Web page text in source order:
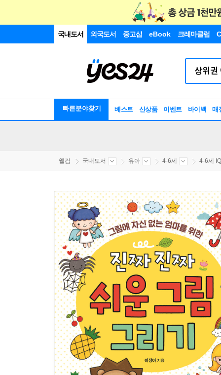
국내도서 외국도서 중고샵 eBook 크레마클럽
빠른분야찾기 베스트 신상품 이벤트 바이백 매
웰컴 국내도서 유아 4-6세 4-6세